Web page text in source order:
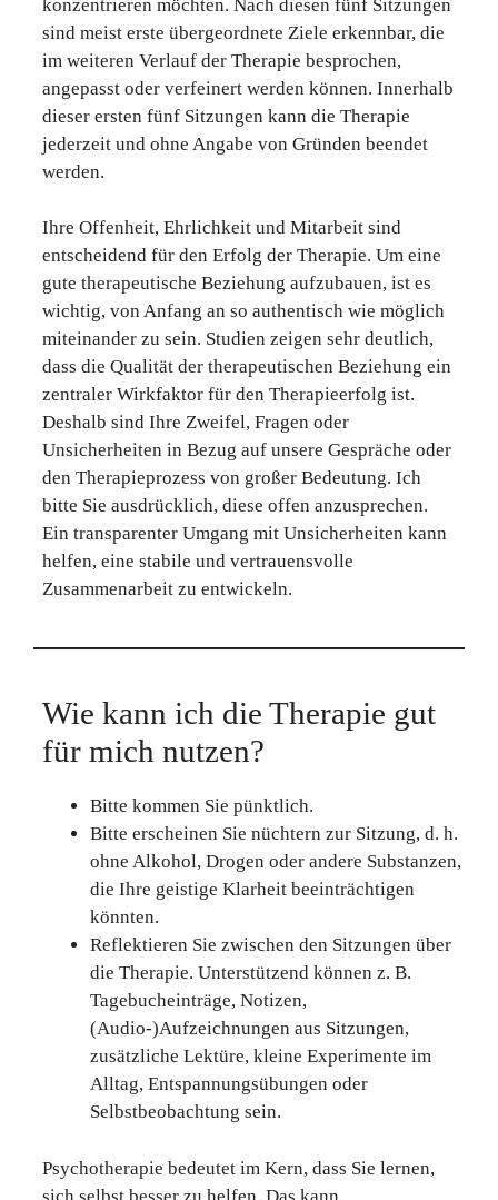
konzentrieren möchten. Nach diesen fünf Sitzungen
sind meist erste übergeordnete Ziele erkennbar, die
im weiteren Verlauf der Therapie besprochen,
angepasst oder verfeinert werden können. Innerhalb
dieser ersten fünf Sitzungen kann die Therapie
jederzeit und ohne Angabe von Gründen beendet
werden.
Ihre Offenheit, Ehrlichkeit und Mitarbeit sind
entscheidend für den Erfolg der Therapie. Um eine
gute therapeutische Beziehung aufzubauen, ist es
wichtig, von Anfang an so authentisch wie möglich
miteinander zu sein. Studien zeigen sehr deutlich,
dass die Qualität der therapeutischen Beziehung ein
zentraler Wirkfaktor für den Therapieerfolg ist.
Deshalb sind Ihre Zweifel, Fragen oder
Unsicherheiten in Bezug auf unsere Gespräche oder
den Therapieprozess von großer Bedeutung. Ich
bitte Sie ausdrücklich, diese offen anzusprechen.
Ein transparenter Umgang mit Unsicherheiten kann
helfen, eine stabile und vertrauensvolle
Zusammenarbeit zu entwickeln.
Wie kann ich die Therapie gut
für mich nutzen?
Bitte kommen Sie pünktlich.
Bitte erscheinen Sie nüchtern zur Sitzung, d. h.
ohne Alkohol, Drogen oder andere Substanzen,
die Ihre geistige Klarheit beeinträchtigen
könnten.
Reflektieren Sie zwischen den Sitzungen über
die Therapie. Unterstützend können z. B.
Tagebucheinträge, Notizen,
(Audio-)Aufzeichnungen aus Sitzungen,
zusätzliche Lektüre, kleine Experimente im
Alltag, Entspannungsübungen oder
Selbstbeobachtung sein.
Psychotherapie bedeutet im Kern, dass Sie lernen,
sich selbst besser zu helfen. Das kann